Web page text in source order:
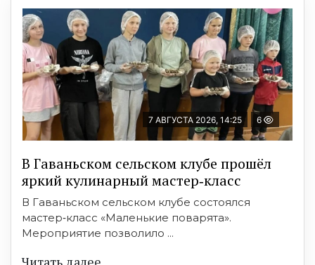
7 АВГУСТА 2026, 14:25 6
В Гаваньском сельском клубе прошёл
яркий кулинарный мастер‑класс
В Гаваньском сельском клубе состоялся
мастер‑класс «Маленькие поварята».
Мероприятие позволило ...
Читать далее